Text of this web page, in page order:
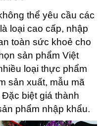
thể yêu cầu các
loại cao cấp, nhập
toàn sức khoẻ cho
sản phẩm Việt
loại thực phẩm
sản xuất, mẫu mã
biệt giá thành
phẩm nhập khẩu.